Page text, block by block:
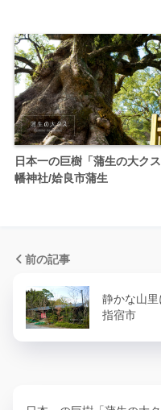
日本一の巨樹「蒲生の大ク
幡神社/姶良市蒲生
前の記事
静かな山里
指宿市